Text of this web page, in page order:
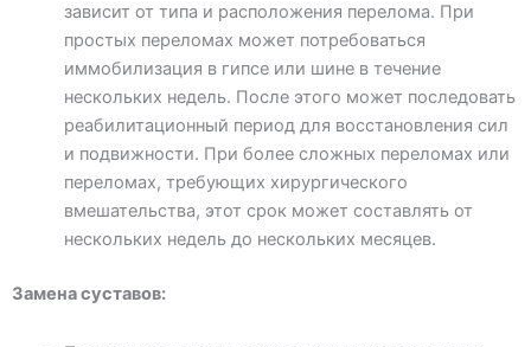
зависит от типа и расположения перелома. При
простых переломах может потребоваться
иммобилизация в гипсе или шине в течение
нескольких недель. После этого может последовать
реабилитационный период для восстановления сил
и подвижности. При более сложных переломах или
переломах, требующих хирургического
вмешательства, этот срок может составлять от
нескольких недель до нескольких месяцев.
Замена суставов: